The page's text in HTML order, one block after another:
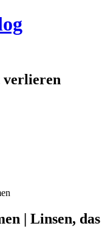
| Linsen, das